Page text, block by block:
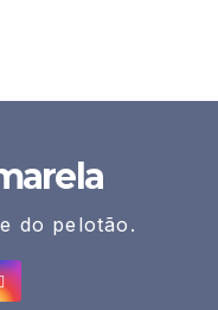
do pelotão.